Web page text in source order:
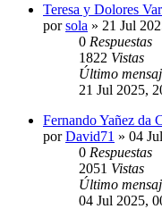
Teresa y Dolores
porsola » 21 Jul
0 Respuestas
1822 Vistas
Último
21 Jul 2025,
Fernando Yañez da
porDavid71 » 04
0 Respuestas
2051 Vistas
Último
04 Jul 2025,